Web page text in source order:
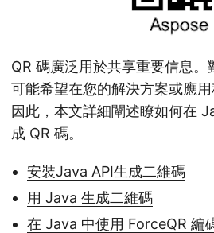
QR 碼廣泛用於共享重要信息。
可能希望在您的解決方案或應用
因此，本文詳細闡述瞭如何在
成 QR 碼。
安裝Java API生成二維碼
用 Java 生成二維碼
在 Java 中使用 ForceQR 編